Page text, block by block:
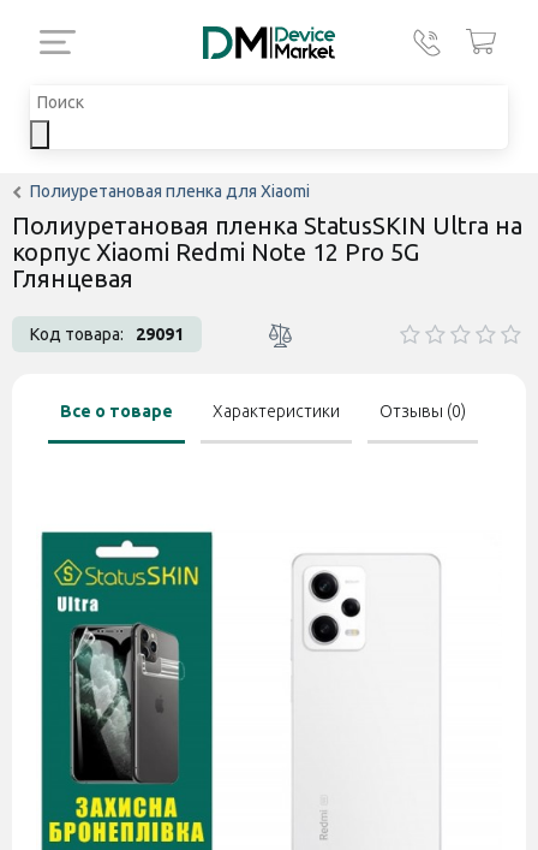
Полиуретановая пленка для Xiaomi
Полиуретановая пленка StatusSKIN Ultra на
корпус Xiaomi Redmi Note 12 Pro 5G
Глянцевая
Код товара: 29091
Все о товаре Характеристики Отзывы (0)